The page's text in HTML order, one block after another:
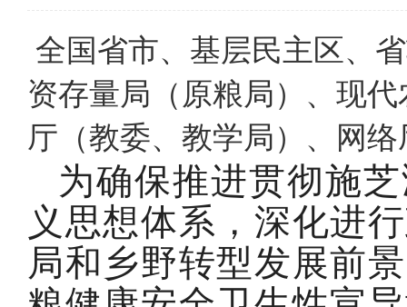
全国省市、基层民主区、
资存量局（原粮局）、现
厅（教委、教学局）、网
为确保推进贯彻施
义思想体系，深化进
局和乡野转型发展前